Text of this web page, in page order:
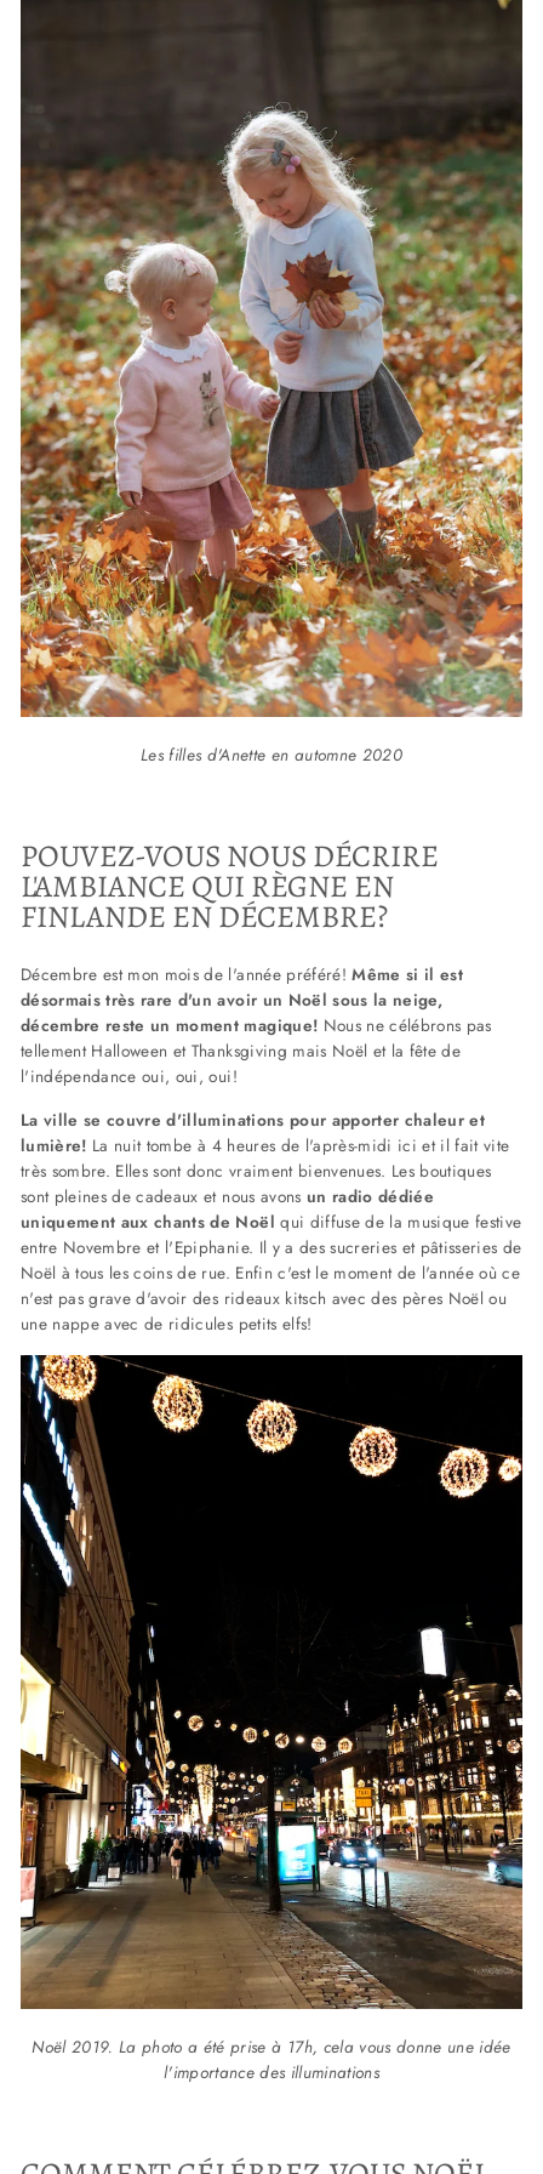
Les filles d'Anette en automne 2020
POUVEZ-VOUS NOUS DÉCRIRE
L'AMBIANCE QUI RÈGNE EN
FINLANDE EN DÉCEMBRE?
Décembre est mon mois de l'année préféré!Même si il est
désormais très rare d'un avoir un Noël sous la neige,
décembre reste un moment magique! Nous ne célébrons pas
tellement Halloween et Thanksgiving mais Noël et la fête de
l'indépendance oui, oui, oui!
La ville se couvre d'illuminations pour apporter chaleur et
lumière! La nuit tombe à 4 heures de l'après-midi ici et il fait vite
très sombre. Elles sont donc vraiment bienvenues. Les boutiques
sont pleines de cadeaux et nous avons un radio dédiée
uniquement aux chants de Noël qui diffuse de la musique festive
entre Novembre et l'Epiphanie. Il y a des sucreries et pâtisseries de
Noël à tous les coins de rue. Enfin c'est le moment de l'année où ce
n'est pas grave d'avoir des rideaux kitsch avec des pères Noël ou
une nappe avec de ridicules petits elfs!
Noël 2019. La photo a été prise à 17h, cela vous donne une idée
l'importance des illuminations